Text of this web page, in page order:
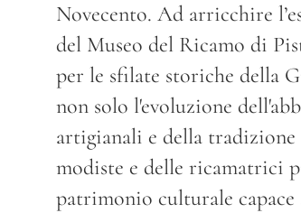
Novecento. Ad arricchire
del Museo del Ricamo di
per le sfilate storiche della
non solo l'evoluzione
artigianali e della
modiste e delle ricamatrici
patrimonio culturale capace